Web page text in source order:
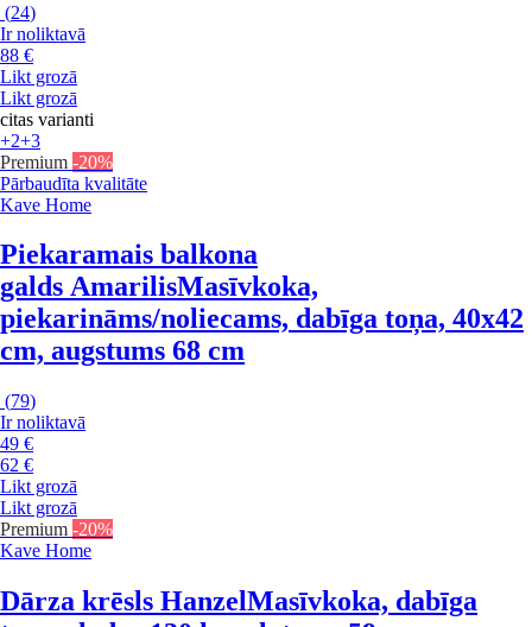
(24)
Ir noliktavā
88 €
Likt grozā
Likt grozā
citas varianti
+2+3
Premium -20%
Pārbaudīta kvalitāte
Kave Home
Piekaramais balkona
galds AmarilisMasīvkoka,
piekarināms/noliecams, dabīga toņa, 40x42
cm, augstums 68 cm
(79)
Ir noliktavā
49 €
62 €
Likt grozā
Likt grozā
Premium -20%
Kave Home
Dārza krēsls HanzelMasīvkoka, dabīga